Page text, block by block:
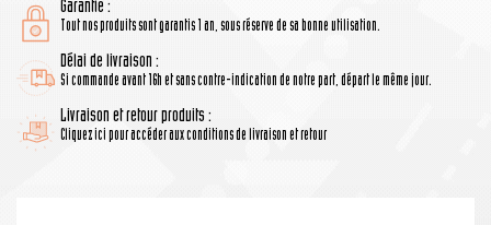
Garantie :
Tout nos produits sont garantis 1 an, sous réserve de sa bonne utilisation.
Délai de livraison :
Si commande avant 16h et sans contre-indication de notre part, départ le même jour.
Livraison et retour produits :
Cliquez ici pour accéder aux conditions de livraison et retour